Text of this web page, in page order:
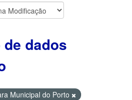
dados
Municipal do Porto